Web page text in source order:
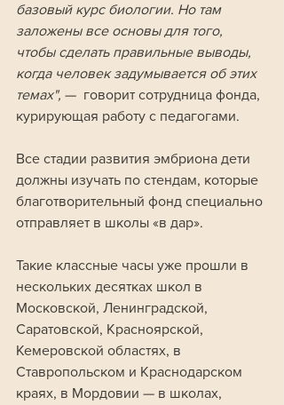
базовый курс биологии. Но там
заложены все основы для того,
чтобы сделать правильные выводы,
когда человек задумывается об этих
темах", —  говорит сотрудница фонда,
курирующая работу с педагогами.
Все стадии развития эмбриона дети
должны изучать по стендам, которые
благотворительный фонд специально
отправляет в школы «в дар».
Такие классные часы уже прошли в
нескольких десятках школ в
Московской, Ленинградской,
Саратовской, Красноярской,
Кемеровской областях, в
Ставропольском и Краснодарском
краях, в Мордовии — в школах,